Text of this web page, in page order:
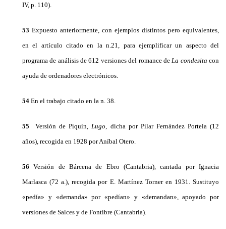
IV, p. 110).
53 Expuesto anteriormente, con ejemplos distintos pero equivalentes,
en el artículo citado en la n.21, para ejemplificar un aspecto del
programa de análisis de 612 versiones del romance de La condesita con
ayuda de ordenadores electrónicos.
54 En el trabajo citado en la n. 38.
55 Versión de Piquín, Lugo , dicha por Pilar Fernández Portela (12
años), recogida en 1928 por Aníbal Otero.
56 Versión de Bárcena de Ebro (Cantabria), cantada por Ignacia
Marlasca (72 a.), recogida por E. Martínez Torner en 1931. Sustituyo
«pedía» y «demanda» pοr «pedían» y «demandan», apoyado por
versiones de Salces y de Fontibre (Cantabria).